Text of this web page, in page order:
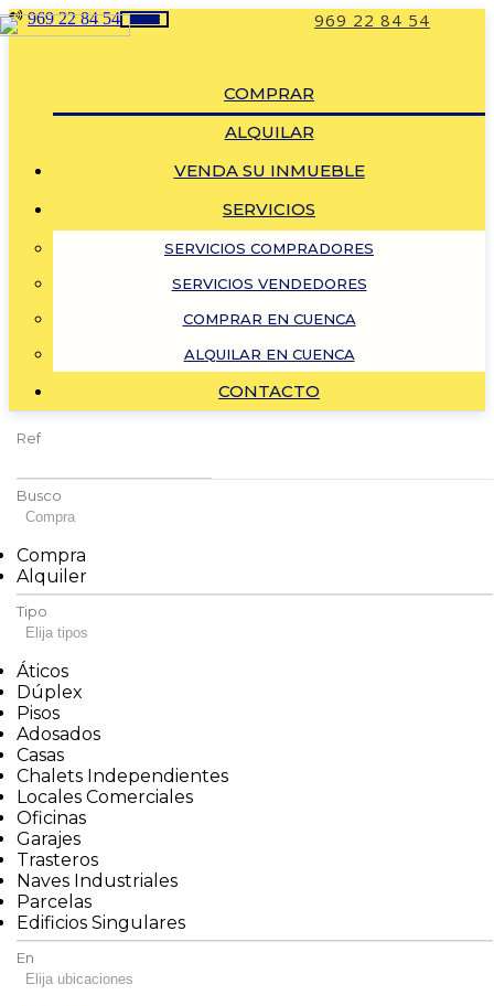
969 22 84 54
969 22 84 54
Toggle
COMPRAR
ALQUILAR
VENDA SU INMUEBLE
SERVICIOS
SERVICIOS COMPRADORES
SERVICIOS VENDEDORES
COMPRAR EN CUENCA
ALQUILAR EN CUENCA
CONTACTO
Ref
Busco
Compra
Compra
Alquiler
Tipo
Elija tipos
Áticos
Dúplex
Pisos
Adosados
Casas
Chalets Independientes
Locales Comerciales
Oficinas
Garajes
Trasteros
Naves Industriales
Parcelas
Edificios Singulares
En
Elija ubicaciones